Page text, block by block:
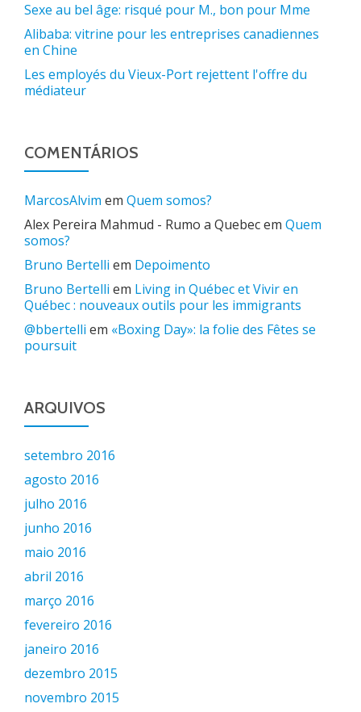
Sexe au bel âge: risqué pour M., bon pour Mme
Alibaba: vitrine pour les entreprises canadiennes
en Chine
Les employés du Vieux-Port rejettent l'offre du
médiateur
COMENTÁRIOS
MarcosAlvim em Quem somos?
Alex Pereira Mahmud - Rumo a Quebecem Quem
somos?
Bruno Bertelli em Depoimento
Bruno Bertelli em Living in Québec et Vivir en
Québec : nouveaux outils pour les immigrants
@bbertelli em «Boxing Day»: la folie des Fêtes se
poursuit
ARQUIVOS
setembro 2016
agosto 2016
julho 2016
junho 2016
maio 2016
abril 2016
março 2016
fevereiro 2016
janeiro 2016
dezembro 2015
novembro 2015